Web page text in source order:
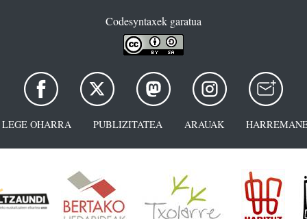
Codesyntaxek garatua
LEGE OHARRA PUBLIZITATEA ARAUAK